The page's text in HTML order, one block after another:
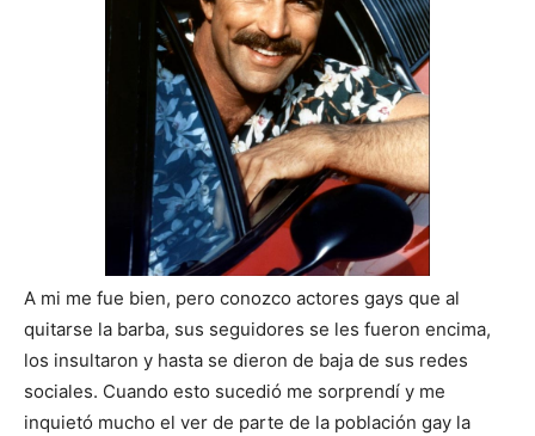
A mi me fue bien, pero conozco actores gays que al
quitarse la barba, sus seguidores se les fueron encima,
los insultaron y hasta se dieron de baja de sus redes
sociales. Cuando esto sucedió me sorprendí y me
inquietó mucho el ver de parte de la población gay la